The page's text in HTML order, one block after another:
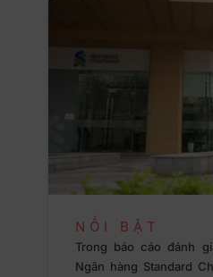
NỔI BẬT
Trong báo cáo đánh
Ngân hàng Standard